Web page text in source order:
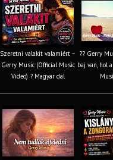
Szeretni valakit valamiért –
Gerry Music (Official Music
Video) ? Magyar dal
?? Gerry
baj van, hol